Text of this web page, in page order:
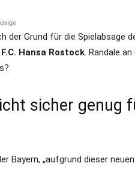
Grund für die Spielabsage
F.C. Hansa Rostock. Randale
sicher genug
Bayern, „aufgrund dieser